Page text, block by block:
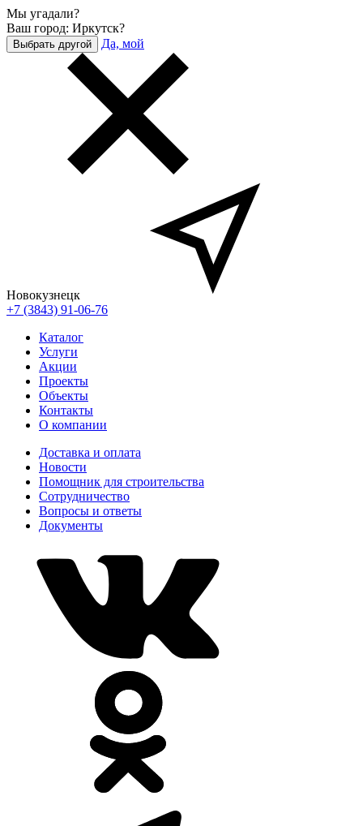
Мы угадали?
Ваш город: Иркутск?
Выбрать другой Да, мой
Новокузнецк
+7 (3843) 91-06-76
Каталог
Услуги
Акции
Проекты
Объекты
Контакты
О компании
Доставка и оплата
Новости
Помощник для строительства
Сотрудничество
Вопросы и ответы
Документы